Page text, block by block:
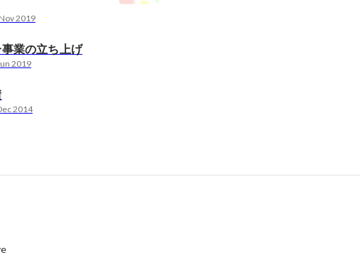
Nov 2019
業の立ち上げ
2019
2014